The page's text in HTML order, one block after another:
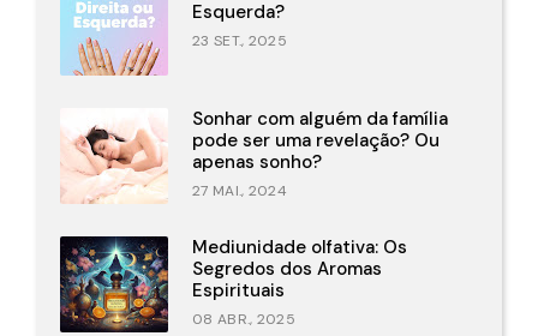
Esquerda?
23 SET., 2025
Sonhar com alguém da família
pode ser uma revelação? Ou
apenas sonho?
27 MAI., 2024
Mediunidade olfativa: Os
Segredos dos Aromas
Espirituais
08 ABR., 2025